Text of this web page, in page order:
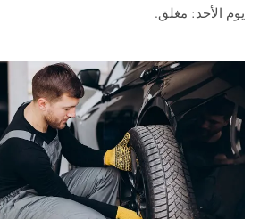
يوم الأحد: مغلق.